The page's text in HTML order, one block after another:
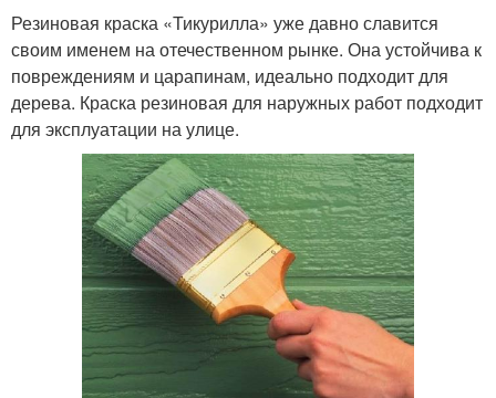
Резиновая краска «Тикурилла» уже давно славится
своим именем на отечественном рынке. Она устойчива к
повреждениям и царапинам, идеально подходит для
дерева. Краска резиновая для наружных работ подходит
для эксплуатации на улице.